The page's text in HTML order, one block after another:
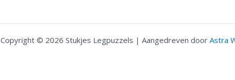
Copyright © 2026 Stukjes Legpuzzels | Aangedreven door Astra